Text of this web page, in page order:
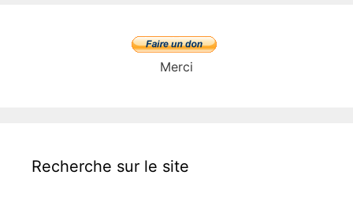
Merci
Recherche sur le site